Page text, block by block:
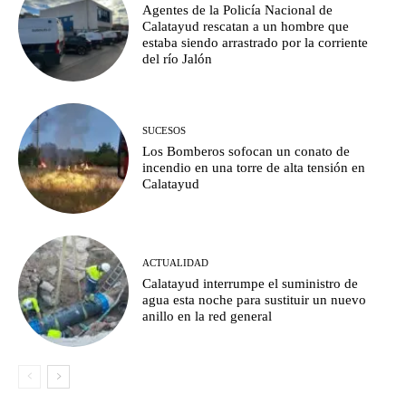
Agentes de la Policía Nacional de
Calatayud rescatan a un hombre que
estaba siendo arrastrado por la corriente
del río Jalón
SUCESOS
Los Bomberos sofocan un conato de
incendio en una torre de alta tensión en
Calatayud
ACTUALIDAD
Calatayud interrumpe el suministro de
agua esta noche para sustituir un nuevo
anillo en la red general